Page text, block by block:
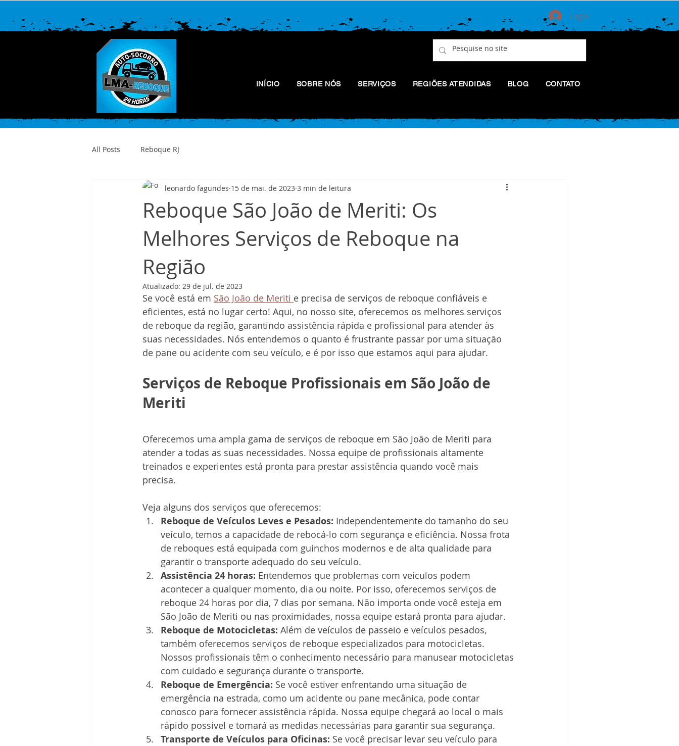
Login
INÍCIO SOBRE NÓS SERVIÇOS REGIÕES ATENDIDAS BLOG CONTATO
All Posts Reboque RJ
Reboque São João de Meriti: Os
Melhores Serviços de Reboque na
Região
leonardo fagundes 15 de mai. de 2023 3 min de leitura
Atualizado: 29 de jul. de 2023
Se você está em São João de Meriti e precisa de serviços de reboque confiáveis e
eficientes, está no lugar certo! Aqui, no nosso site, oferecemos os melhores serviços
de reboque da região, garantindo assistência rápida e profissional para atender às
suas necessidades. Nós entendemos o quanto é frustrante passar por uma situação
de pane ou acidente com seu veículo, e é por isso que estamos aqui para ajudar.
Serviços de Reboque Profissionais em São João de
Meriti
Oferecemos uma ampla gama de serviços de reboque em São João de Meriti para
atender a todas as suas necessidades. Nossa equipe de profissionais altamente
treinados e experientes está pronta para prestar assistência quando você mais
precisa.
Veja alguns dos serviços que oferecemos:
Reboque de Veículos Leves e Pesados: Independentemente do tamanho do seu
veículo, temos a capacidade de rebocá-lo com segurança e eficiência. Nossa frota
de reboques está equipada com guinchos modernos e de alta qualidade para
garantir o transporte adequado do seu veículo.
Assistência 24 horas: Entendemos que problemas com veículos podem
acontecer a qualquer momento, dia ou noite. Por isso, oferecemos serviços de
reboque 24 horas por dia, 7 dias por semana. Não importa onde você esteja em
São João de Meriti ou nas proximidades, nossa equipe estará pronta para ajudar.
Reboque de Motocicletas: Além de veículos de passeio e veículos pesados,
também oferecemos serviços de reboque especializados para motocicletas.
Nossos profissionais têm o conhecimento necessário para manusear motocicletas
com cuidado e segurança durante o transporte.
Reboque de Emergência: Se você estiver enfrentando uma situação de
emergência na estrada, como um acidente ou pane mecânica, pode contar
conosco para fornecer assistência rápida. Nossa equipe chegará ao local o mais
rápido possível e tomará as medidas necessárias para garantir sua segurança.
Transporte de Veículos para Oficinas: Se você precisar levar seu veículo para